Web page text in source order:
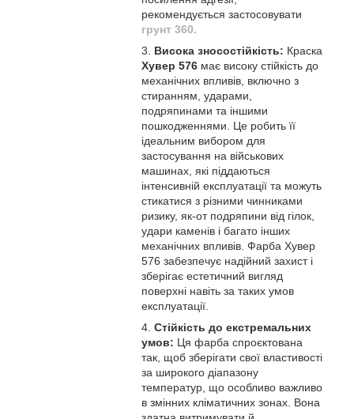
рекомендується застосовувати
грунт 360.
Висока зносостійкість: Краска
Хувер 576 має високу стійкість до
механічних впливів, включно з
стиранням, ударами,
подряпинами та іншими
пошкодженнями. Це робить її
ідеальним вибором для
застосування на військових
машинах, які піддаються
інтенсивній експлуатації та можуть
стикатися з різними чинниками
ризику, як-от подряпини від гілок,
удари каменів і багато інших
механічних впливів. Фарба Хувер
576 забезпечує надійний захист і
зберігає естетичний вигляд
поверхні навіть за таких умов
експлуатації.
Стійкість до екстремальних
умов: Ця фарба спроєктована
так, щоб зберігати свої властивості
за широкого діапазону
температур, що особливо важливо
в змінних кліматичних зонах. Вона